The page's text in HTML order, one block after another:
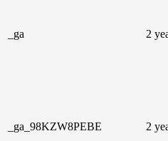
_ga 2
_ga_98KZW8PEBE
2